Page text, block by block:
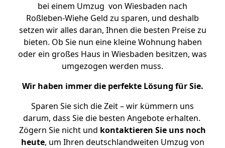
bei einem Umzug von Wiesbaden nach
Roßleben-Wiehe Geld zu sparen, und deshalb
setzen wir alles daran, Ihnen die besten Preise zu
bieten. Ob Sie nun eine kleine Wohnung haben
oder ein großes Haus in Wiesbaden besitzen, was
umgezogen werden muss.
Wir haben immer die perfekte Lösung für Sie.
Sparen Sie sich die Zeit – wir kümmern uns
darum, dass Sie die besten Angebote erhalten.
Zögern Sie nicht und kontaktieren Sie uns noch
heute, um Ihren deutschlandweiten Umzug von